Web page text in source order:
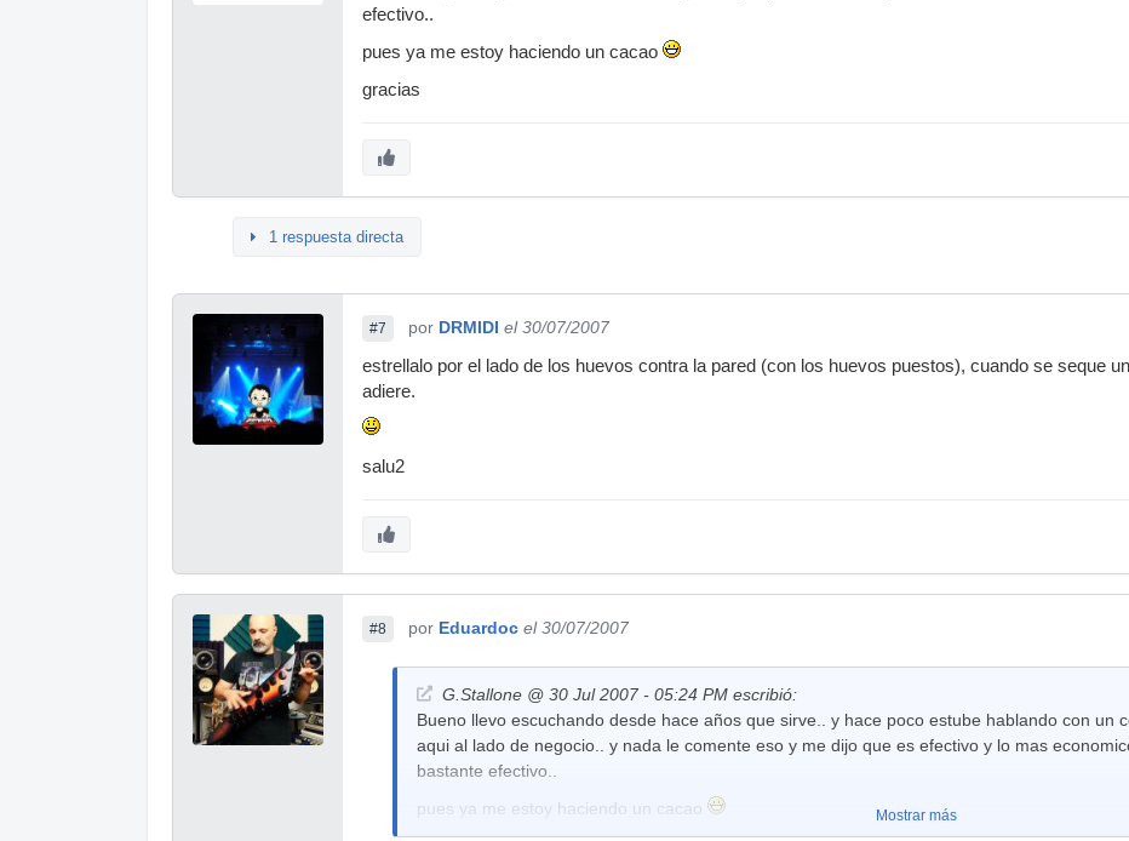
efectivo..
pues ya me estoy haciendo un cacao
gracias
1 respuesta directa
#7 por DRMIDI el 30/07/2007
estrellalo por el lado de los huevos contra la pared (con los huevos puestos), cuando se seque
adiere.
salu2
#8 por Eduardoc el 30/07/2007
G.Stallone @ 30 Jul 2007 - 05:24 PM escribió:
Bueno llevo escuchando desde hace años que sirve.. y hace poco estube hablando con un
aqui al lado de negocio.. y nada le comente eso y me dijo que es efectivo y lo mas
bastante efectivo..
pues ya me estoy haciendo un cacao
Mostrar más